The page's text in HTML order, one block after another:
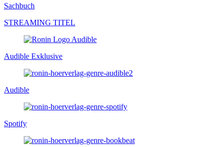
Sachbuch
STREAMING TITEL
Audible Exklusive
Audible
Spotify